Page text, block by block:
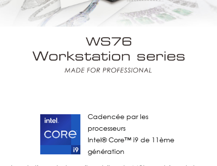
Cadencée par les
processeurs
Intel® Core™ i9 de 11ème
génération